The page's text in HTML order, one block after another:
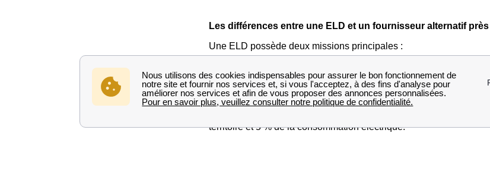
Les différences entre une ELD et un fournisseur alternatif
Une ELD possède deux missions principales :
fournir l'offre énergétiqueque ce soit l'électricité ou le gaz à
distribuer et entretenir les réseauxde distribution locaux de
territoire et 5 % de la consommation électrique.